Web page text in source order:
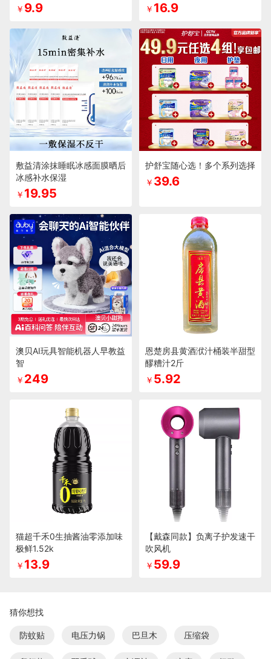
￥ 9.9
￥ 16.9
敷益清涂抹睡眠冰感面膜晒后
冰感补水保湿
￥ 19.95
护舒宝随心选！多个系列选择
￥ 39.6
澳贝AI玩具智能机器人早教益
智
￥ 249
恩楚房县黄酒洑汁桶装半甜型
醪糟汁2斤
￥ 5.92
猫超千禾0生抽酱油零添加味
极鲜1.52k
￥ 13.9
【戴森同款】负离子护发速干
吹风机
￥ 59.9
猜你想找
防蚊贴 电压力锅 巴旦木 压缩袋